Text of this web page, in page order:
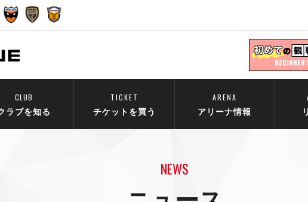
CLUB
ラブを知る
TICKET
チケットを買う
ARENA
アリーナ情報
NEWS